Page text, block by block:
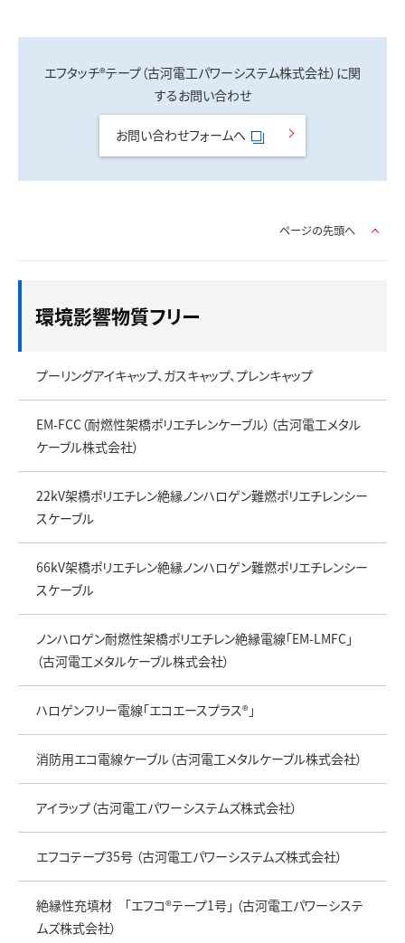
エフタッチ®テープ（古河電工パワーシステム株式会社）に関
するお問い合わせ
お問い合わせフォームへ
ページの先頭へ
環境影響物質フリー
プーリングアイキャップ、ガスキャップ、プレンキャップ
EM-FCC（耐燃性架橋ポリエチレンケーブル）（古河電工メタル
ケーブル株式会社）
22kV架橋ポリエチレン絶縁ノンハロゲン難燃ポリエチレンシー
スケーブル
66kV架橋ポリエチレン絶縁ノンハロゲン難燃ポリエチレンシー
スケーブル
ノンハロゲン耐燃性架橋ポリエチレン絶縁電線「EM-LMFC」
（古河電工メタルケーブル株式会社）
ハロゲンフリー電線「エコエースプラス®」
消防用エコ電線ケーブル（古河電工メタルケーブル株式会社）
アイラップ（古河電工パワーシステムズ株式会社）
エフコテープ35号 （古河電工パワーシステムズ株式会社）
絶縁性充填材 「エフコ®テープ1号」 （古河電工パワーシステ
ムズ株式会社）